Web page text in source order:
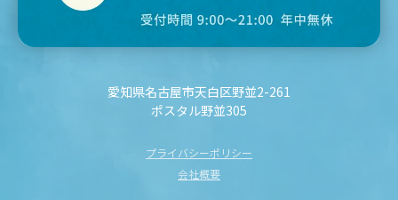
愛知県名古屋市天白区野並2-261
ポスタル野並305
プライバシーポリシー
会社概要